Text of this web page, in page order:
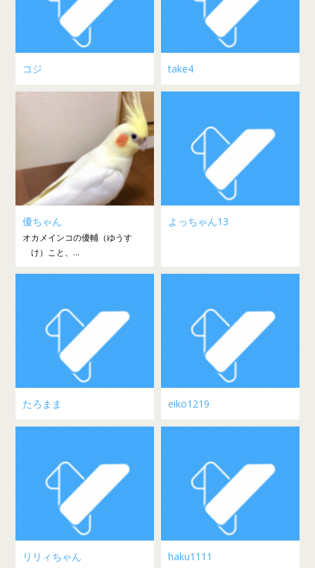
コジ take4
優ちゃん
オカメインコの優輔（ゆうす
け）こと、...
よっちゃん13
たろまま eiko1219
リリィちゃん haku1111